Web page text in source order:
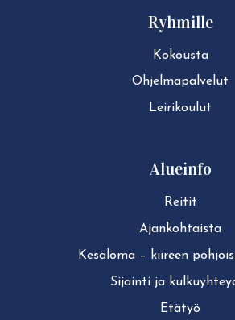
Ryhmille
Kokousta
Ohjelmapalvelut
Leirikoulut
Alueinfo
Reitit
Ajan­koh­tais­ta
Kesäloma – kiireen
Sijainti ja
Etätyö